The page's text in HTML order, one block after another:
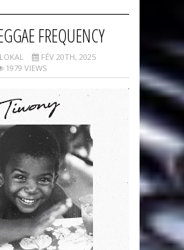
FREQUENCY
FÉV 20TH, 2025
1979 VIEWS